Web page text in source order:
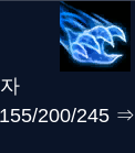
200/245 ⇒